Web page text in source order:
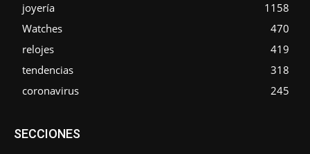
joyería
1158
Watches
470
relojes
419
tendencias
318
coronavirus
245
SECCIONESAsociaciones